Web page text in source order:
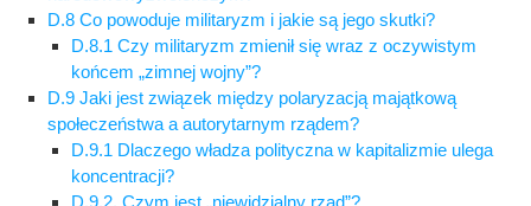
D.8 Co powoduje militaryzm i jakie są jego skutki?
D.8.1 Czy militaryzm zmienił się wraz z oczywistym
końcem „zimnej wojny”?
D.9 Jaki jest związek między polaryzacją majątkową
społeczeństwa a autorytarnym rządem?
D.9.1 Dlaczego władza polityczna w kapitalizmie ulega
koncentracji?
D.9.2. Czym jest „niewidzialny rząd”?